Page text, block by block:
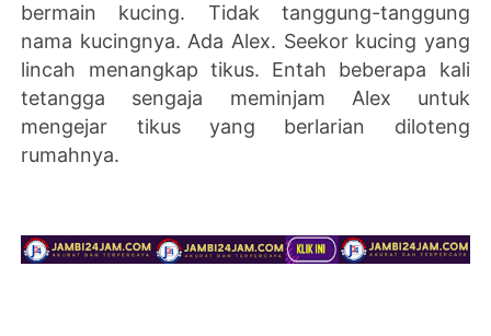
bermain kucing. Tidak tanggung-tanggung
nama kucingnya. Ada Alex. Seekor kucing yang
lincah menangkap tikus. Entah beberapa kali
tetangga sengaja meminjam Alex untuk
mengejar tikus yang berlarian diloteng
rumahnya.